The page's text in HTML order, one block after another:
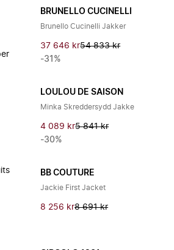
BRUNELLO CUCINELLI
Brunello Cucinelli Jakker
37 646 kr54 833 kr
-31%
LOULOU DE SAISON
Minka Skreddersydd Jakke
4 089 kr5 841 kr
-30%
BB COUTURE
Jackie First Jacket
8 256 kr8 691 kr